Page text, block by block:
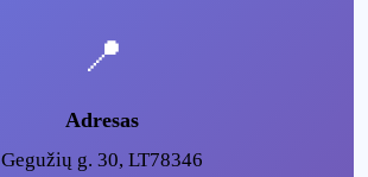
📍
Adresas
Gegužių g. 30, LT78346